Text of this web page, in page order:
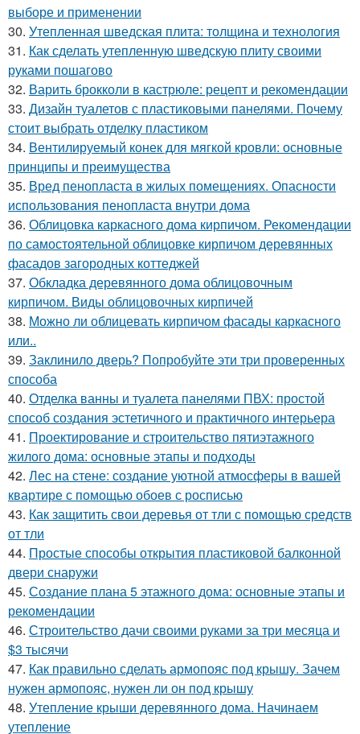
выборе и применении
30. Утепленная шведская плита: толщина и технология
31. Как сделать утепленную шведскую плиту своими
руками пошагово
32. Варить брокколи в кастрюле: рецепт и рекомендации
33. Дизайн туалетов с пластиковыми панелями. Почему
стоит выбрать отделку пластиком
34. Вентилируемый конек для мягкой кровли: основные
принципы и преимущества
35. Вред пенопласта в жилых помещениях. Опасности
использования пенопласта внутри дома
36. Облицовка каркасного дома кирпичом. Рекомендации
по самостоятельной облицовке кирпичом деревянных
фасадов загородных коттеджей
37. Обкладка деревянного дома облицовочным
кирпичом. Виды облицовочных кирпичей
38. Можно ли облицевать кирпичом фасады каркасного
или..
39. Заклинило дверь? Попробуйте эти три проверенных
способа
40. Отделка ванны и туалета панелями ПВХ: простой
способ создания эстетичного и практичного интерьера
41. Проектирование и строительство пятиэтажного
жилого дома: основные этапы и подходы
42. Лес на стене: создание уютной атмосферы в вашей
квартире с помощью обоев с росписью
43. Как защитить свои деревья от тли с помощью средств
от тли
44. Простые способы открытия пластиковой балконной
двери снаружи
45. Создание плана 5 этажного дома: основные этапы и
рекомендации
46. Строительство дачи своими руками за три месяца и
$3 тысячи
47. Как правильно сделать армопояс под крышу. Зачем
нужен армопояс, нужен ли он под крышу
48. Утепление крыши деревянного дома. Начинаем
утепление